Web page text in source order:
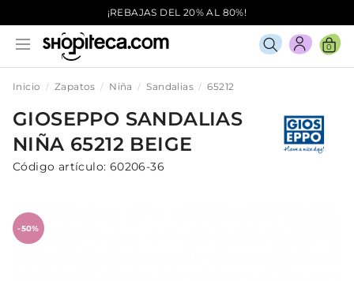
¡REBAJAS DEL 20% AL 80%!
0
Inicio Zapatos Niña Sandalias 65212
GIOSEPPO SANDALIAS
NIÑA 65212 BEIGE
Código artículo: 60206-36
-50%